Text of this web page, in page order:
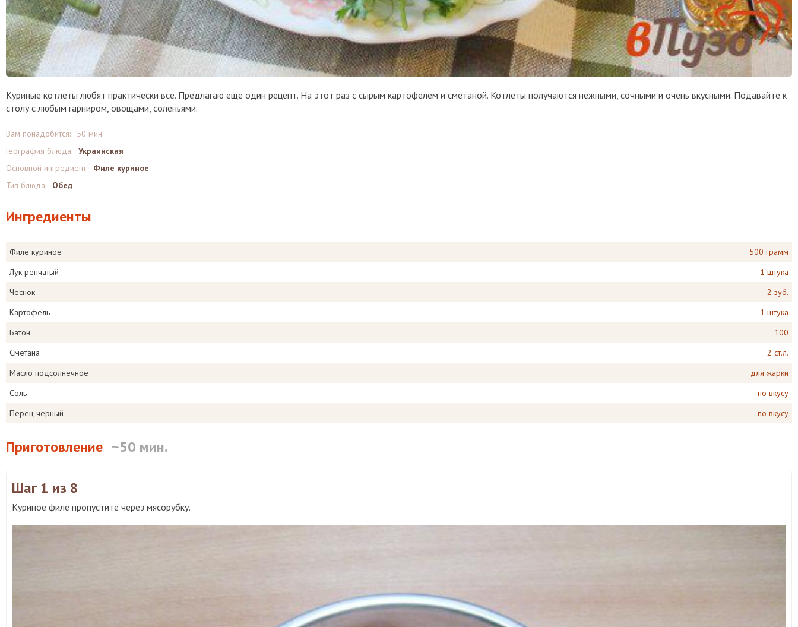
Куриные котлеты любят практически все. Предлагаю еще один рецепт. На этот раз с сырым картофелем и сметаной. Котлеты получаются нежными, сочными и очень вкусными. Подавайте к
столу с любым гарниром, овощами, соленьями.
Вам понадобится:
50 мин.
География блюда: Украинская
Основной ингредиент:
Филе куриное
Тип блюда:
Обед
Ингредиенты
Филе куриное
500 грамм
Лук репчатый
1 штука
Чеснок
2 зуб.
Картофель
1 штука
Батон
100
Сметана
2 ст.л.
Масло подсолнечное
для жарки
Соль
по вкусу
Перец черный
по вкусу
Приготовление ~50 мин.
Шаг 1 из 8
Куриное филе пропустите через мясорубку.